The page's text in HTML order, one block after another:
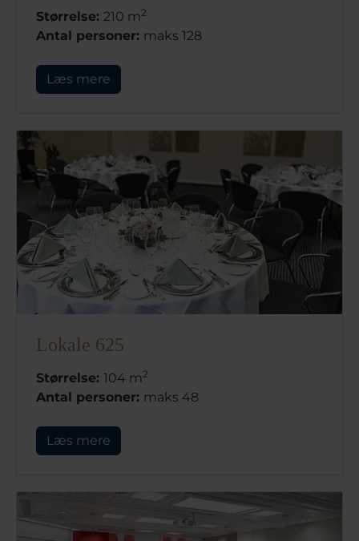
Størrelse: 210 m2
Antal personer: maks 128
Læs mere
Lokale 625
Størrelse: 104 m2
Antal personer: maks 48
Læs mere